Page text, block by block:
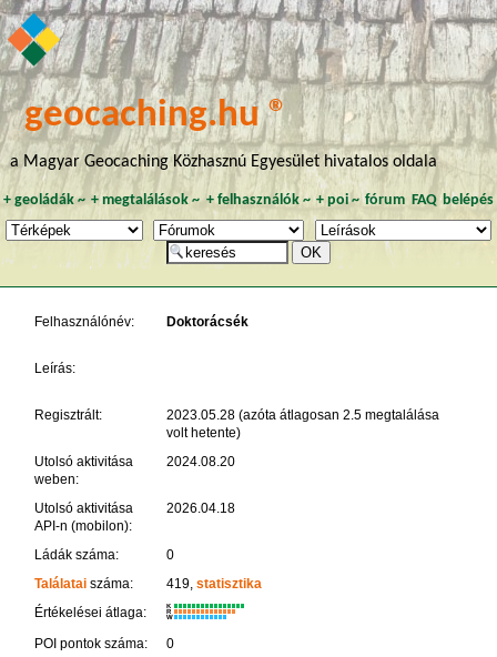
geocaching.hu ®
a Magyar Geocaching Közhasznú Egyesület hivatalos oldala
+ geoládák~ +megtalálások ~ + felhasználók~ + poi~ fórum FAQ belépés
Felhasználónév: Doktorácsék
Leírás:
Regisztrált:
2023.05.28 (azóta átlagosan 2.5 megtalálása
volt hetente)
Utolsó aktivitása
weben:
2024.08.20
Utolsó aktivitása
API-n (mobilon):
2026.04.18
Ládák száma:
0
Találataiszáma: 419, statisztika
Értékelései átlaga:
K
R
W
POI pontok száma:
0